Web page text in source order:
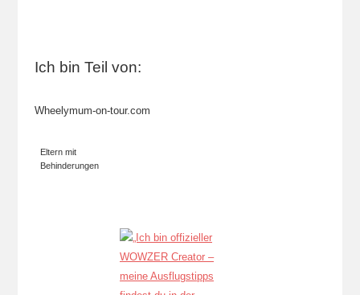
Ich bin Teil von:
Wheelymum-on-tour.com
Eltern mit
Behinderungen